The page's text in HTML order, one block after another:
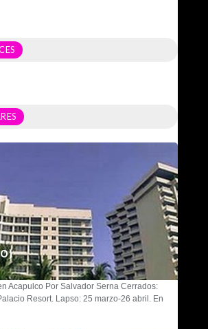
Acapulco Por Salvador Serna Cerrados:
Resort. Lapso: 25 marzo-26 abril. En